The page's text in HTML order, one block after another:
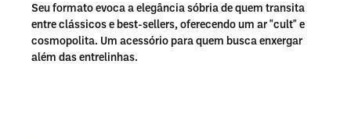
Seu formato evoca a elegância sóbria de quem transita
entre clássicos e best-sellers, oferecendo um ar "cult" e
cosmopolita. Um acessório para quem busca enxergar
além das entrelinhas.